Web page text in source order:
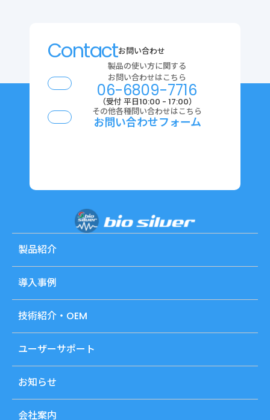
Contactお問い合わせ
製品の使い方に関する
お問い合わせはこちら
06-6809-7716
（受付 平日10:00 - 17:00）
その他各種問い合わせはこちら
お問い合わせフォーム
製品紹介
導入事例
技術紹介・OEM
ユーザーサポート
お知らせ
会社案内